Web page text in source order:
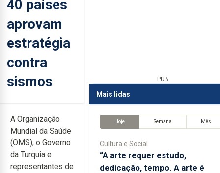
40 países
aprovam
estratégia
contra
sismos
A Organização
Mundial da Saúde
(OMS), o Governo
da Turquia e
representantes de
PUB
Mais lidas
Hoje Semana Mês
Cultura e Social
“A arte requer estudo,
dedicação, tempo. A arte é